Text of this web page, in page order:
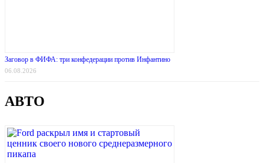
Заговор в ФИФА: три конфедерации против Инфантино
06.08.2026
АВТО